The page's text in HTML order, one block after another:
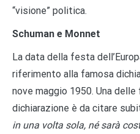
“visione” politica.
Schuman e Monnet
La data della festa
riferimento alla famosa
nove maggio 1950. Una
dichiarazione è da citare
in una volta sola, né sarà